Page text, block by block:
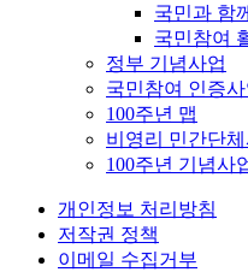
국민과 함
국민참여
정부 기념사업
국민참여 인증사
100주년 맵
비영리 민간단체
100주년 기념사
개인정보 처리방침
저작권 정책
이메일 수집거부